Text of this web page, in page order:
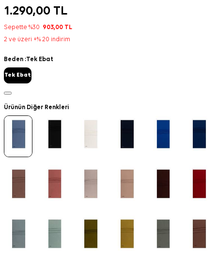
1.290,00 TL
Sepette %30 903,00 TL
2 ve üzeri +% 20 indirim
Beden :Tek Ebat
Tek Ebat
Ürünün Diğer Renkleri